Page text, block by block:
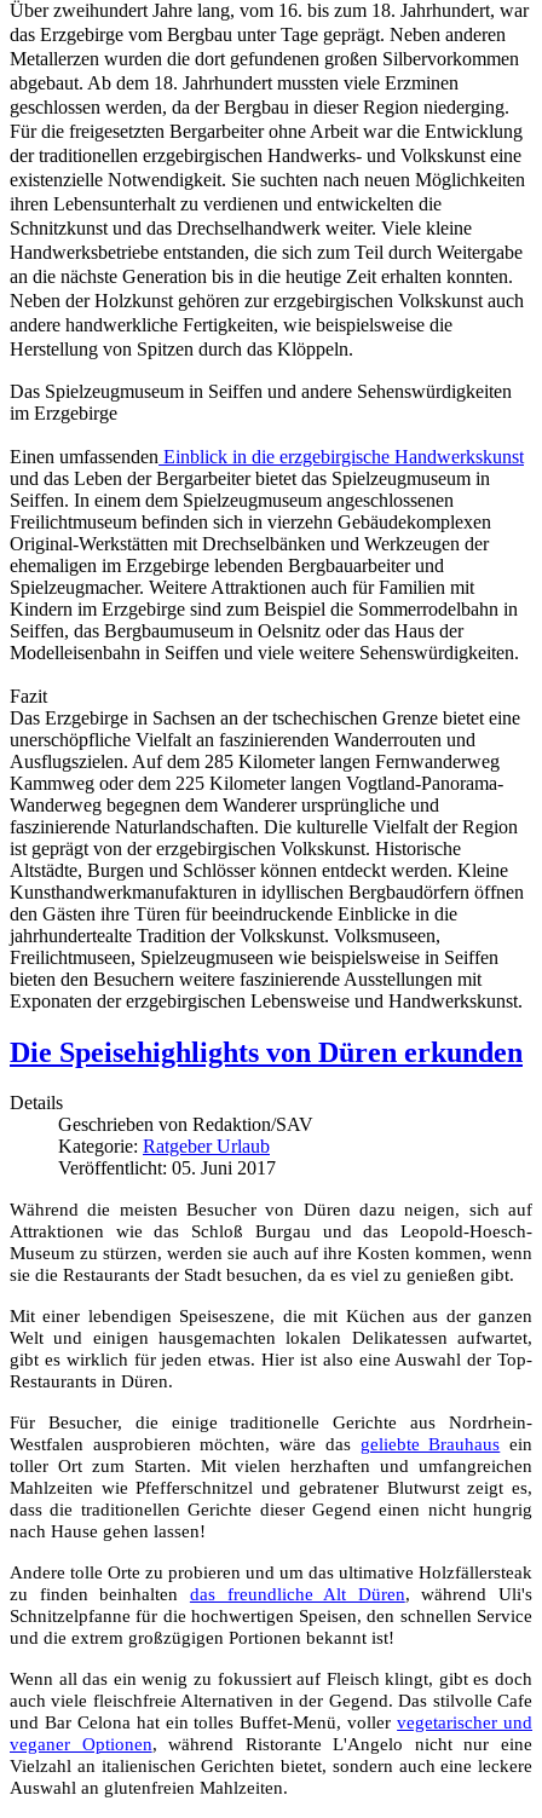
Über zweihundert Jahre lang, vom 16. bis zum 18. Jahrhundert, war
das Erzgebirge vom Bergbau unter Tage geprägt. Neben anderen
Metallerzen wurden die dort gefundenen großen Silbervorkommen
abgebaut. Ab dem 18. Jahrhundert mussten viele Erzminen
geschlossen werden, da der Bergbau in dieser Region niederging.
Für die freigesetzten Bergarbeiter ohne Arbeit war die Entwicklung
der traditionellen erzgebirgischen Handwerks- und Volkskunst eine
existenzielle Notwendigkeit. Sie suchten nach neuen Möglichkeiten
ihren Lebensunterhalt zu verdienen und entwickelten die
Schnitzkunst und das Drechselhandwerk weiter. Viele kleine
Handwerksbetriebe entstanden, die sich zum Teil durch Weitergabe
an die nächste Generation bis in die heutige Zeit erhalten konnten.
Neben der Holzkunst gehören zur erzgebirgischen Volkskunst auch
andere handwerkliche Fertigkeiten, wie beispielsweise die
Herstellung von Spitzen durch das Klöppeln.
Das Spielzeugmuseum in Seiffen und andere Sehenswürdigkeiten
im Erzgebirge
Einen umfassenden Einblick in die erzgebirgische Handwerkskunst
und das Leben der Bergarbeiter bietet das Spielzeugmuseum in
Seiffen. In einem dem Spielzeugmuseum angeschlossenen
Freilichtmuseum befinden sich in vierzehn Gebäudekomplexen
Original-Werkstätten mit Drechselbänken und Werkzeugen der
ehemaligen im Erzgebirge lebenden Bergbauarbeiter und
Spielzeugmacher. Weitere Attraktionen auch für Familien mit
Kindern im Erzgebirge sind zum Beispiel die Sommerrodelbahn in
Seiffen, das Bergbaumuseum in Oelsnitz oder das Haus der
Modelleisenbahn in Seiffen und viele weitere Sehenswürdigkeiten.
Fazit
Das Erzgebirge in Sachsen an der tschechischen Grenze bietet eine
unerschöpfliche Vielfalt an faszinierenden Wanderrouten und
Ausflugszielen. Auf dem 285 Kilometer langen Fernwanderweg
Kammweg oder dem 225 Kilometer langen Vogtland-Panorama-
Wanderweg begegnen dem Wanderer ursprüngliche und
faszinierende Naturlandschaften. Die kulturelle Vielfalt der Region
ist geprägt von der erzgebirgischen Volkskunst. Historische
Altstädte, Burgen und Schlösser können entdeckt werden. Kleine
Kunsthandwerkmanufakturen in idyllischen Bergbaudörfern öffnen
den Gästen ihre Türen für beeindruckende Einblicke in die
jahrhundertealte Tradition der Volkskunst. Volksmuseen,
Freilichtmuseen, Spielzeugmuseen wie beispielsweise in Seiffen
bieten den Besuchern weitere faszinierende Ausstellungen mit
Exponaten der erzgebirgischen Lebensweise und Handwerkskunst.
Die Speisehighlights von Düren erkunden
Details
Geschrieben von Redaktion/SAV
Kategorie: Ratgeber Urlaub
Veröffentlicht: 05. Juni 2017
Während die meisten Besucher von Düren dazu neigen, sich auf
Attraktionen wie das Schloß Burgau und das Leopold-Hoesch-
Museum zu stürzen, werden sie auch auf ihre Kosten kommen, wenn
sie die Restaurants der Stadt besuchen, da es viel zu genießen gibt.
Mit einer lebendigen Speiseszene, die mit Küchen aus der ganzen
Welt und einigen hausgemachten lokalen Delikatessen aufwartet,
gibt es wirklich für jeden etwas. Hier ist also eine Auswahl der Top-
Restaurants in Düren.
Für Besucher, die einige traditionelle Gerichte aus Nordrhein-
Westfalen ausprobieren möchten, wäre das geliebte Brauhaus ein
toller Ort zum Starten. Mit vielen herzhaften und umfangreichen
Mahlzeiten wie Pfefferschnitzel und gebratener Blutwurst zeigt es,
dass die traditionellen Gerichte dieser Gegend einen nicht hungrig
nach Hause gehen lassen!
Andere tolle Orte zu probieren und um das ultimative Holzfällersteak
zu finden beinhalten das freundliche Alt Düren, während Uli's
Schnitzelpfanne für die hochwertigen Speisen, den schnellen Service
und die extrem großzügigen Portionen bekannt ist!
Wenn all das ein wenig zu fokussiert auf Fleisch klingt, gibt es doch
auch viele fleischfreie Alternativen in der Gegend. Das stilvolle Cafe
und Bar Celona hat ein tolles Buffet-Menü, vollervegetarischer und
veganer Optionen, während Ristorante L'Angelo nicht nur eine
Vielzahl an italienischen Gerichten bietet, sondern auch eine leckere
Auswahl an glutenfreien Mahlzeiten.